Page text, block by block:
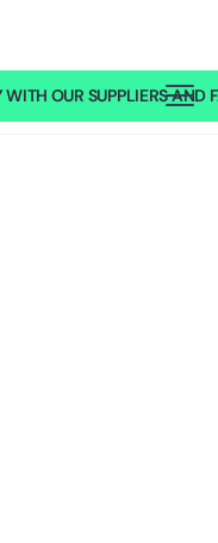
WITH OUR SUPPLIERS